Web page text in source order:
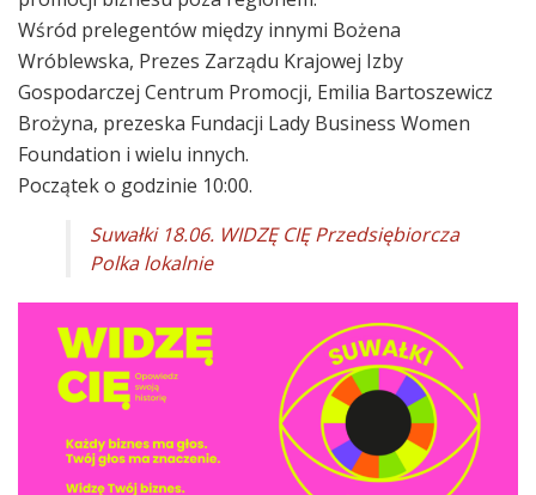
Wśród prelegentów między innymi Bożena
Wróblewska, Prezes Zarządu Krajowej Izby
Gospodarczej Centrum Promocji, Emilia Bartoszewicz
Brożyna, prezeska Fundacji Lady Business Women
Foundation i wielu innych.
Początek o godzinie 10:00.
Suwałki 18.06. WIDZĘ CIĘ Przedsiębiorcza
Polka lokalnie